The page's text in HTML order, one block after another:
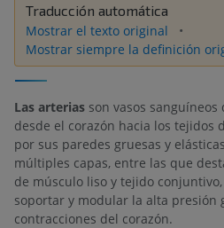
Traducción automática
Mostrar el texto original
Mostrar siempre la definición
Las arterias son vasos
desde el corazón hacia los tejidos
por sus paredes gruesas y
múltiples capas, entre las que
de músculo liso y tejido
soportar y modular la alta presión
contracciones del corazón.